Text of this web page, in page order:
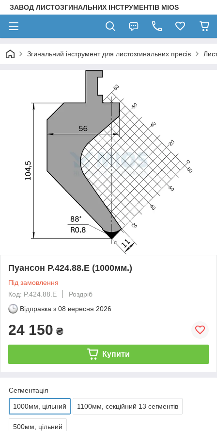
ЗАВОД ЛИСТОЗГИНАЛЬНИХ ІНСТРУМЕНТІВ MIOS
Згинальний інструмент для листозгинальних пресів
Пуансон P.424.88.E (1000мм.)
Під замовлення
Код: P.424.88.E
Роздріб
Відправка з 08 вересня 2026
24 150 ₴
Купити
Сегментація
1000мм, цільний 1100мм, секційний 13 сегментів
500мм, цільний